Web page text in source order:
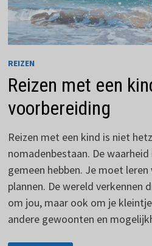
REIZEN
Reizen met een
voorbereiding
Reizen met een kind is niet
nomadenbestaan. De
gemeen hebben. Je moet
plannen. De wereld verkennen
om jou, maar ook om je
andere gewoonten en